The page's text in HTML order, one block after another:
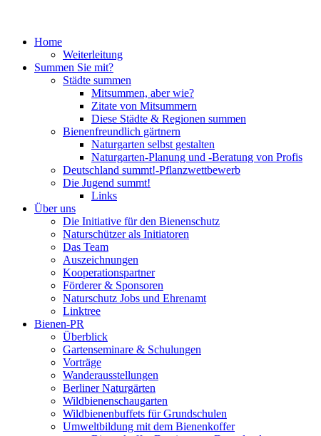
Home
Weiterleitung
Summen Sie mit?
Städte summen
Mitsummen, aber wie?
Zitate von Mitsummern
Diese Städte & Regionen summen
Bienenfreundlich gärtnern
Naturgarten selbst gestalten
Naturgarten-Planung und -Beratung von Profis
Deutschland summt!-Pflanzwettbewerb
Die Jugend summt!
Links
Über uns
Die Initiative für den Bienenschutz
Naturschützer als Initiatoren
Das Team
Auszeichnungen
Kooperationspartner
Förderer & Sponsoren
Naturschutz Jobs und Ehrenamt
Linktree
Bienen-PR
Überblick
Gartenseminare & Schulungen
Vorträge
Wanderausstellungen
Berliner Naturgärten
Wildbienenschaugarten
Wildbienenbuffets für Grundschulen
Umweltbildung mit dem Bienenkoffer